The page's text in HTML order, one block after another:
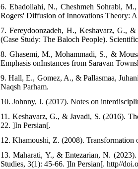
6. Ebadollahi, N., Cheshmeh Sohrabi,
Rogers' Diffusion of Innovations Theory:
7. Fereydoonzadeh, H., Keshavarz, G.,
(Case Study: The Baloch People).
8. Ghasemi, M., Mohammadi, S., &
Emphasis onInstances from Sarāvān
9. Hall, E., Gomez, A., & Pallasmaa,
Naqsh Parham.
10. Johnny, J. (2017). Notes on
11. Keshavarz, G., & Javadi, S. (2016).
22. ]In Persian[.
12. Khamoushi, Z. (2008).
13. Maharati, Y., & Entezarian, N.
Studies, 3(1): 45-66. ]In Persian[. http//